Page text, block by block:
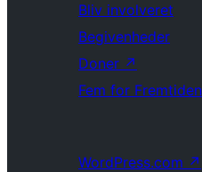
Bliv involveret
Begivenheder
Doner ↗
Fem for Fremtiden
WordPress.com ↗